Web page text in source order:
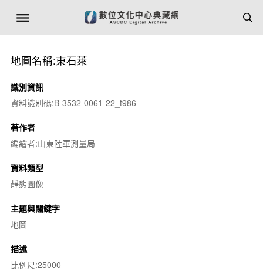
地圖名稱:東石萊
識別資訊
資料識別碼:B-3532-0061-22_t986
著作者
編繪者:山東陸軍測量局
資料類型
靜態圖像
主題與關鍵字
地圖
描述
比例尺:25000